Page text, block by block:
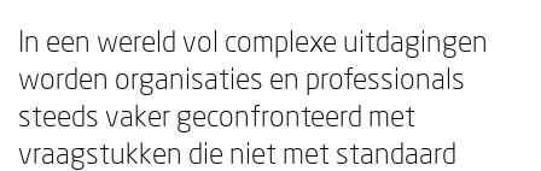
In een wereld vol complexe uitdagingen
worden organisaties en professionals
steeds vaker geconfronteerd met
vraagstukken die niet met standaard